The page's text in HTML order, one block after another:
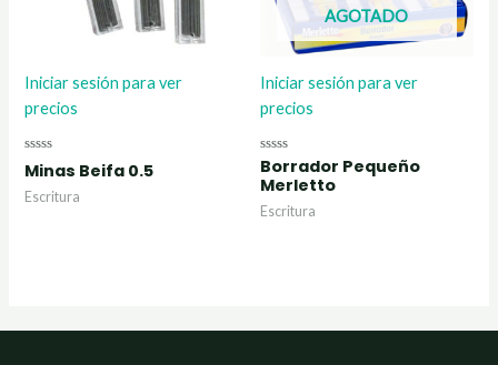
Iniciar sesión para ver
precios
Valorado
con
0
de
Minas Beifa 0.5
Escritura
AGOTADO
Iniciar sesión para ver
precios
Valorado
con
0
de
5
Borrador Pequeño
Merletto
Escritura